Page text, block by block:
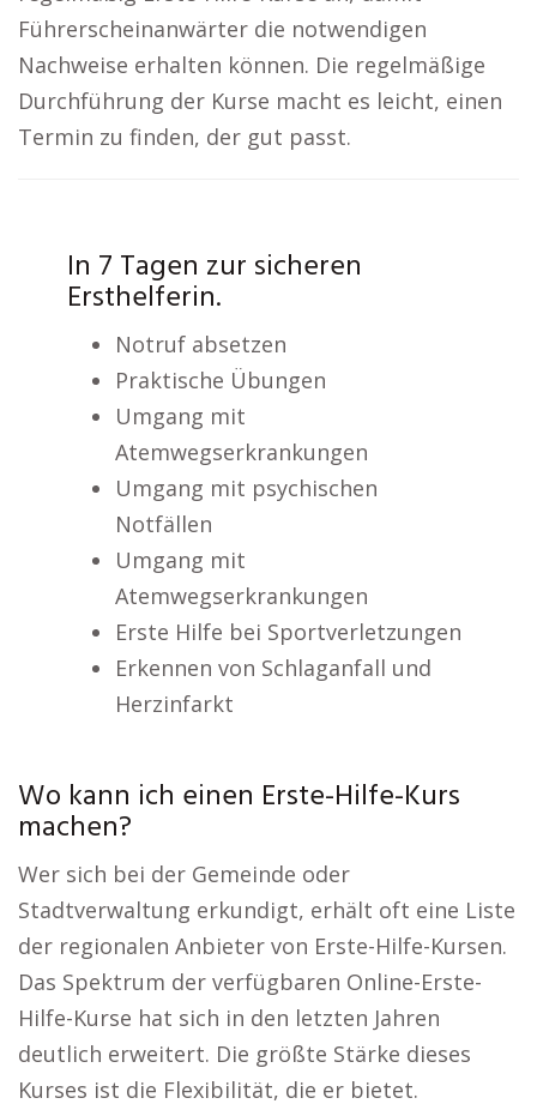
Führerscheinanwärter die notwendigen
Nachweise erhalten können. Die regelmäßige
Durchführung der Kurse macht es leicht, einen
Termin zu finden, der gut passt.
In 7 Tagen zur sicheren
Ersthelferin.
Notruf absetzen
Praktische Übungen
Umgang mit
Atemwegserkrankungen
Umgang mit psychischen
Notfällen
Umgang mit
Atemwegserkrankungen
Erste Hilfe bei Sportverletzungen
Erkennen von Schlaganfall und
Herzinfarkt
Wo kann ich einen Erste-Hilfe-Kurs
machen?
Wer sich bei der Gemeinde oder
Stadtverwaltung erkundigt, erhält oft eine Liste
der regionalen Anbieter von Erste-Hilfe-Kursen.
Das Spektrum der verfügbaren Online-Erste-
Hilfe-Kurse hat sich in den letzten Jahren
deutlich erweitert. Die größte Stärke dieses
Kurses ist die Flexibilität, die er bietet.